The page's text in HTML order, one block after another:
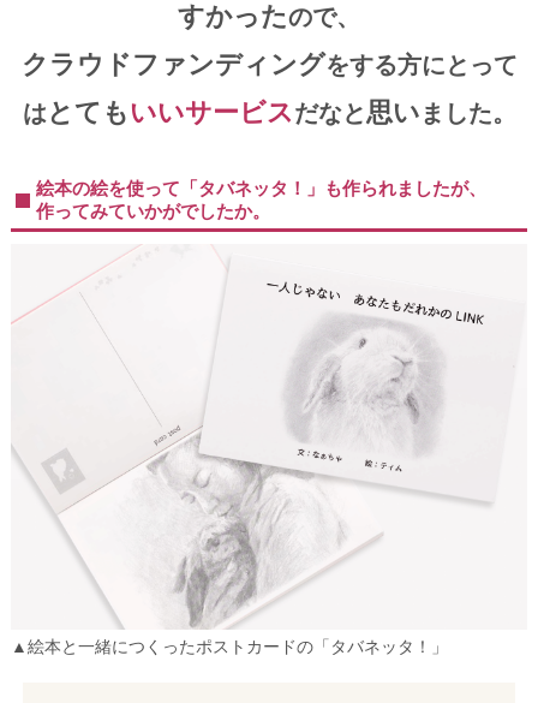
すかったので、
クラウドファンディングをする方にとって
はとても いいサービスだなと思い ました。
絵本の絵を使って「タバネッタ！」も作られましたが、
作ってみていかがでしたか。
▲絵本と一緒につくったポストカードの「タバネッタ！」